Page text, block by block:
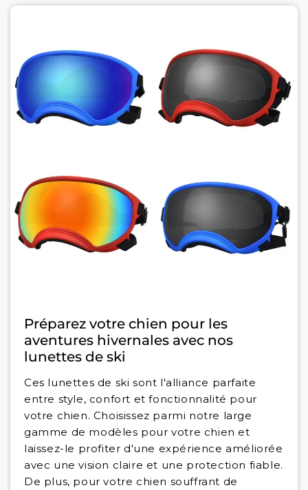
Préparez votre chien pour les
aventures hivernales avec nos
lunettes de ski
Ces lunettes de ski sont l'alliance parfaite
entre style, confort et fonctionnalité pour
votre chien. Choisissez parmi notre large
gamme de modèles pour votre chien et
laissez-le profiter d'une expérience améliorée
avec une vision claire et une protection fiable.
De plus, pour votre chien souffrant de